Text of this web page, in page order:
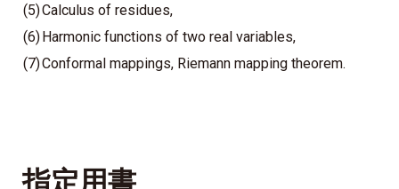
(5)Calculus of residues,
(6)Harmonic functions of two real variables,
(7)Conformal mappings, Riemann mapping theorem.
指定用書